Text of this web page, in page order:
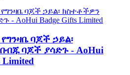
ባጆች ኃይል፡
ባጆች ያሳድጉ - AoHui
Limited